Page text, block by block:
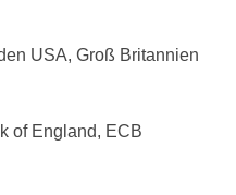
USA, Groß Britannien
of England, ECB